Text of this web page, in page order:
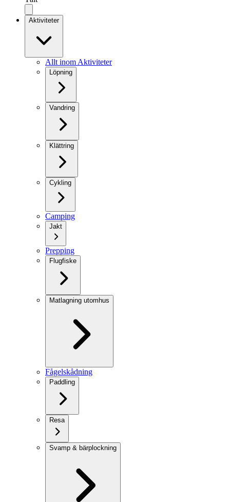
Aktiviteter
Allt inom Aktiviteter
Löpning
Vandring
Klättring
Cykling
Camping
Jakt
Prepping
Flugfiske
Matlagning utomhus
Fågelskådning
Paddling
Resa
Svamp & bärplockning